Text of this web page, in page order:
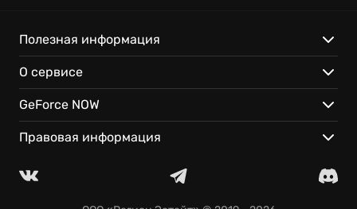
Полезная информация
О сервисе
GeForce NOW
Правовая информация